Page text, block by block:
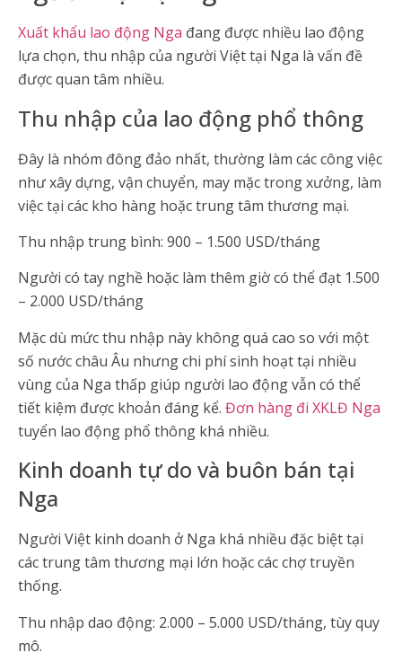
Xuất khẩu lao động Nga đang được nhiều lao động
lựa chọn, thu nhập của người Việt tại Nga là vấn đề
được quan tâm nhiều.
Thu nhập của lao động phổ thông
Đây là nhóm đông đảo nhất, thường làm các công việc
như xây dựng, vận chuyển, may mặc trong xưởng, làm
việc tại các kho hàng hoặc trung tâm thương mại.
Thu nhập trung bình: 900 – 1.500 USD/tháng
Người có tay nghề hoặc làm thêm giờ có thể đạt 1.500
– 2.000 USD/tháng
Mặc dù mức thu nhập này không quá cao so với một
số nước châu Âu nhưng chi phí sinh hoạt tại nhiều
vùng của Nga thấp giúp người lao động vẫn có thể
tiết kiệm được khoản đáng kể. Đơn hàng đi XKLĐ Nga
tuyển lao động phổ thông khá nhiều.
Kinh doanh tự do và buôn bán tại
Nga
Người Việt kinh doanh ở Nga khá nhiều đặc biệt tại
các trung tâm thương mại lớn hoặc các chợ truyền
thống.
Thu nhập dao động: 2.000 – 5.000 USD/tháng, tùy quy
mô.